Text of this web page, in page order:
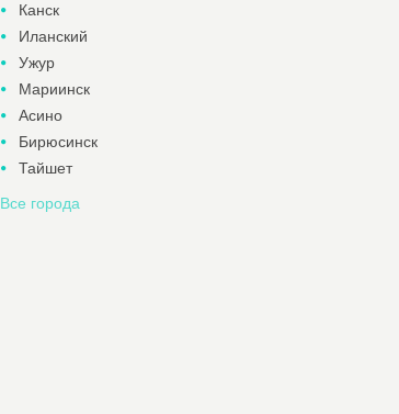
Канск
Иланский
Ужур
Мариинск
Асино
Бирюсинск
Тайшет
Все города